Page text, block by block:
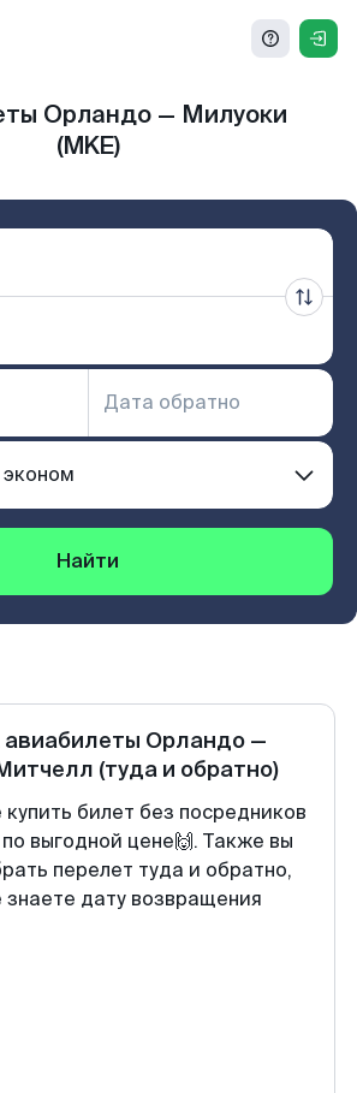
Орландо — Милуоки
(MKE)
Найти
Орландо —
(туда и обратно)
билет без посредников
выгодной цене🙌. Также вы
перелет туда и обратно,
знаете дату возвращения